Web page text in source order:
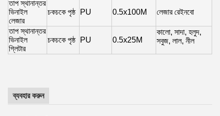
তাপ স্থানান্তর
ভিনাইল
লেজার
চকচকে পৃষ্ঠ PU 0.5x100M লেজার রেইনবো
তাপ স্থানান্তর
ভিনাইল
গ্লিটার
চকচকে পৃষ্ঠ PU 0.5x25M
কালো, সাদা, হলুদ,
সবুজ, লাল, নীল
ব্যবহার করুন